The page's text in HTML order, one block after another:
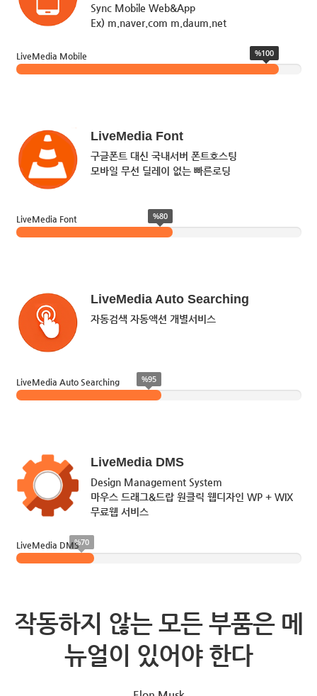
Sync Mobile Web&App
Ex) m.naver.com m.daum.net
LiveMedia Mobile
LiveMedia Font
구글폰트 대신 국내서버 폰트호스팅
모바일 무선 딜레이 없는 빠른로딩
LiveMedia Font
LiveMedia Auto Searching
자동검색 자동액션 개별서비스
LiveMedia Auto Searching
LiveMedia DMS
Design Management System
마우스 드래그&드랍 원클릭 웹디자인 WP + WIX
무료웹 서비스
LiveMedia DMS
작동하지 않는 모든 부품은 메
뉴얼이 있어야 한다